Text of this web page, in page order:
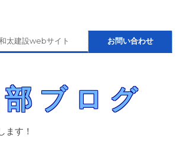
太建設webサイト お問い合わせ
ブログ
ます！